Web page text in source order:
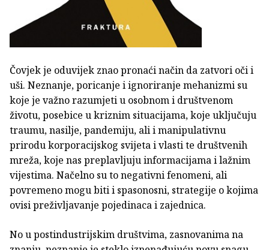
Čovjek je oduvijek znao pronaći način da zatvori oči i
uši. Neznanje, poricanje i ignoriranje mehanizmi su
koje je važno razumjeti u osobnom i društvenom
životu, posebice u kriznim situacijama, koje uključuju
traumu, nasilje, pandemiju, ali i manipulativnu
prirodu korporacijskog svijeta i vlasti te društvenih
mreža, koje nas preplavljuju informacijama i lažnim
vijestima. Načelno su to negativni fenomeni, ali
povremeno mogu biti i spasonosni, strategije o kojima
ovisi preživljavanje pojedinaca i zajednica.
No u postindustrijskim društvima, zasnovanima na